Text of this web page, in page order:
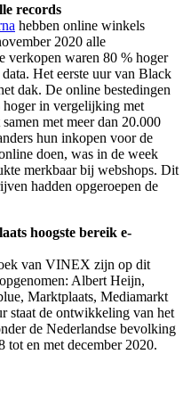
records
hebben online winkels
2020 alle
verkopen waren 80 % hoger
Het eerste uur van Black
dak. De online bestedingen
hoger in vergelijking met
met meer dan 20.000
hun inkopen voor de
doen, was in de week
merkbaar bij webshops. Dit
hadden opgeroepen de
hoogste bereik e-
van VINEX zijn op dit
Albert Heijn,
Marktplaats, Mediamarkt
staat de ontwikkeling van het
de Nederlandse bevolking
tot en met december 2020.